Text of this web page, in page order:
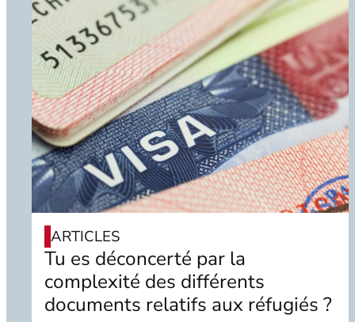
ARTICLES
Tu es déconcerté par la
complexité des différents
documents relatifs aux réfugiés ?